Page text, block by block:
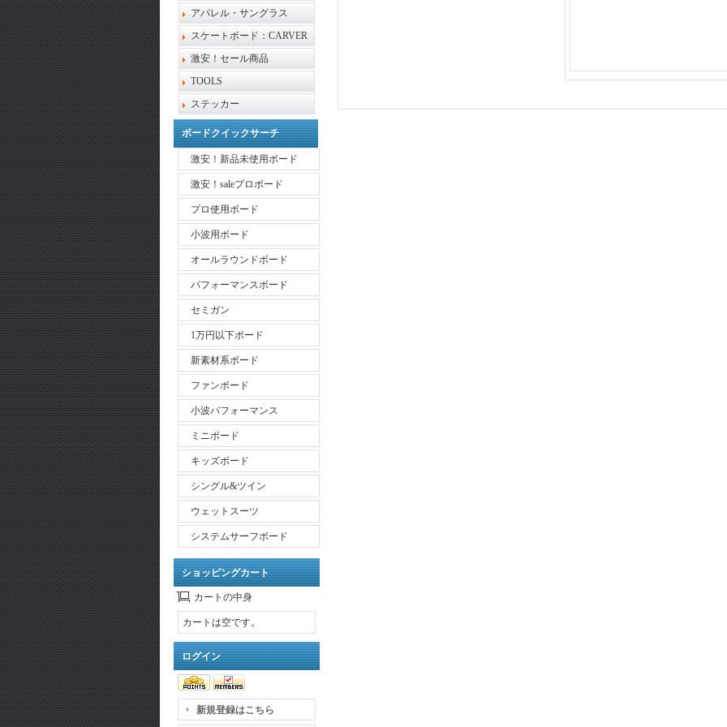
アパレル・サングラス
スケートボード：CARVER
激安！セール商品
TOOLS
ステッカー
ボードクイックサーチ
激安！新品未使用ボード
激安！saleプロボード
プロ使用ボード
小波用ボード
オールラウンドボード
パフォーマンスボード
セミガン
1万円以下ボード
新素材系ボード
ファンボード
小波パフォーマンス
ミニボード
キッズボード
シングル&ツイン
ウェットスーツ
システムサーフボード
ショッピングカート
カートの中身
カートは空です。
ログイン
新規登録はこちら